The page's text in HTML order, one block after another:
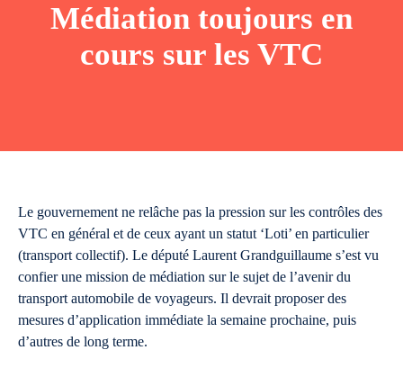
Médiation toujours en
cours sur les VTC
Le gouvernement ne relâche pas la pression sur les contrôles des
VTC en général et de ceux ayant un statut ‘Loti’ en particulier
(transport collectif). Le député Laurent Grandguillaume s’est vu
confier une mission de médiation sur le sujet de l’avenir du
transport automobile de voyageurs. Il devrait proposer des
mesures d’application immédiate la semaine prochaine, puis
d’autres de long terme.